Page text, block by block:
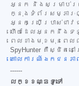
អ្នក និងសម្រាប់រយ
ក្នុងទំព័រសម្ភារៈ
អ្នកប្រើប្រាស់ជាវ
ហើយដែលអ្នកនឹងទ
ពេលខាងមុខមុនពេ
SpyHunter គឺស្ថិត
គោលការណ៍ឯកជនភ
------
លក្ខខណ្ឌទូទៅ